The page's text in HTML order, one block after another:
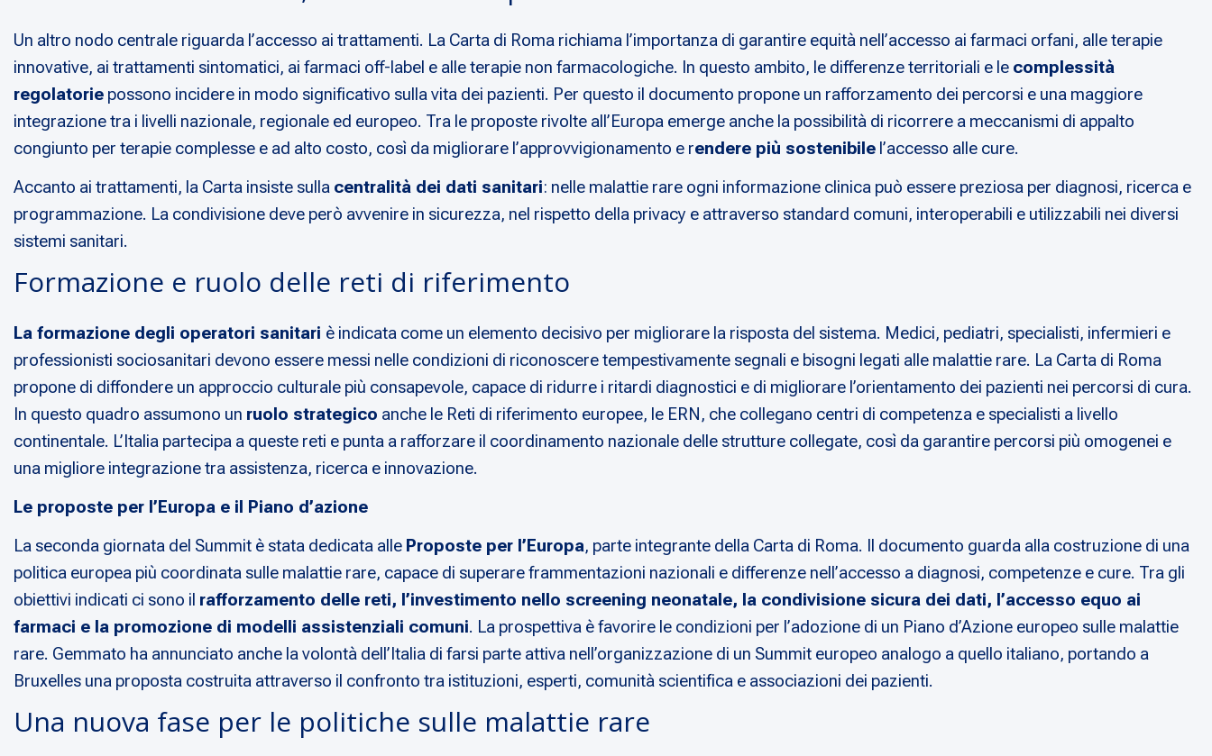
Un altro nodo centrale riguarda l’accesso ai trattamenti. La Carta di Roma richiama l’importanza di garantire equità nell’accesso ai farmaci orfani, alle terapie
innovative, ai trattamenti sintomatici, ai farmaci off-label e alle terapie non farmacologiche. In questo ambito, le differenze territoriali e le complessità
regolatorie possono incidere in modo significativo sulla vita dei pazienti. Per questo il documento propone un rafforzamento dei percorsi e una maggiore
integrazione tra i livelli nazionale, regionale ed europeo. Tra le proposte rivolte all’Europa emerge anche la possibilità di ricorrere a meccanismi di appalto
congiunto per terapie complesse e ad alto costo, così da migliorare l’approvvigionamento e rendere più sostenibile l’accesso alle cure.
Accanto ai trattamenti, la Carta insiste sulla centralità dei dati sanitari: nelle malattie rare ogni informazione clinica può essere preziosa per diagnosi, ricerca e
programmazione. La condivisione deve però avvenire in sicurezza, nel rispetto della privacy e attraverso standard comuni, interoperabili e utilizzabili nei diversi
sistemi sanitari.
Formazione e ruolo delle reti di riferimento
La formazione degli operatori sanitari è indicata come un elemento decisivo per migliorare la risposta del sistema. Medici, pediatri, specialisti, infermieri e
professionisti sociosanitari devono essere messi nelle condizioni di riconoscere tempestivamente segnali e bisogni legati alle malattie rare. La Carta di Roma
propone di diffondere un approccio culturale più consapevole, capace di ridurre i ritardi diagnostici e di migliorare l’orientamento dei pazienti nei percorsi di cura.
In questo quadro assumono un ruolo strategico anche le Reti di riferimento europee, le ERN, che collegano centri di competenza e specialisti a livello
continentale. L’Italia partecipa a queste reti e punta a rafforzare il coordinamento nazionale delle strutture collegate, così da garantire percorsi più omogenei e
una migliore integrazione tra assistenza, ricerca e innovazione.
Le proposte per l’Europa e il Piano d’azione
La seconda giornata del Summit è stata dedicata alle Proposte per l’Europa, parte integrante della Carta di Roma. Il documento guarda alla costruzione di una
politica europea più coordinata sulle malattie rare, capace di superare frammentazioni nazionali e differenze nell’accesso a diagnosi, competenze e cure. Tra gli
obiettivi indicati ci sono il rafforzamento delle reti, l’investimento nello screening neonatale, la condivisione sicura dei dati, l’accesso equo ai
farmaci e la promozione di modelli assistenziali comuni. La prospettiva è favorire le condizioni per l’adozione di un Piano d’Azione europeo sulle malattie
rare. Gemmato ha annunciato anche la volontà dell’Italia di farsi parte attiva nell’organizzazione di un Summit europeo analogo a quello italiano, portando a
Bruxelles una proposta costruita attraverso il confronto tra istituzioni, esperti, comunità scientifica e associazioni dei pazienti.
Una nuova fase per le politiche sulle malattie rare